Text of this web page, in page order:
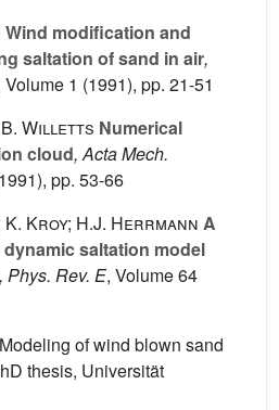
Wind modification and
saltation of sand in air,
Volume 1 (1991), pp. 21-51
Willetts Numerical
cloud, Acta Mech.
pp. 53-66
K. Kroy; H.J. Herrmann A
saltation model
, Phys. Rev. E, Volume 64
of wind blown sand
thesis, Universität